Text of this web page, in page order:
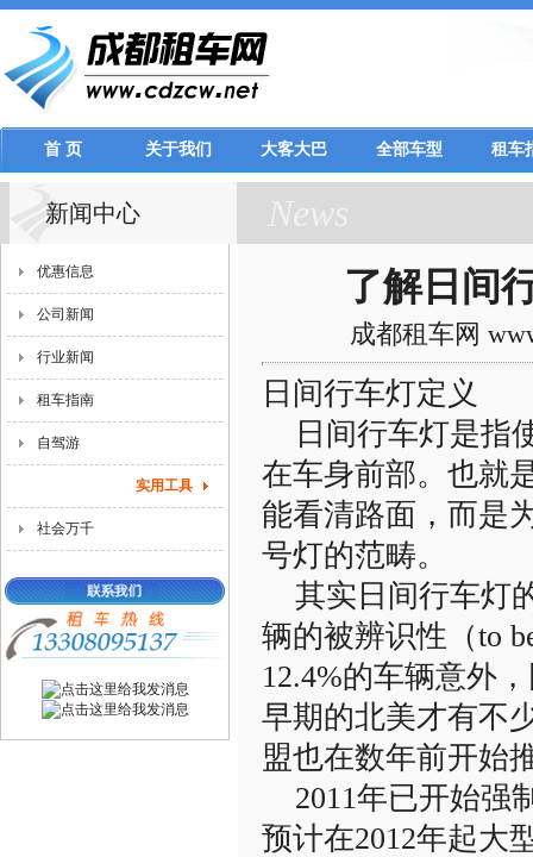
首 页 关于我们 大客大巴 全部车型 租车
新闻中心
优惠信息
公司新闻
行业新闻
租车指南
自驾游
实用工具
社会万千
了解日间
成都租车网
日间行车灯定义
日间行车灯是指
在车身前部。也就
能看清路面，而是
号灯的范畴。
其实日间行车灯
辆的被辨识性（to
12.4%的车辆意外
早期的北美才有不
盟也在数年前开始
2011年已开始强
预计在2012年起大